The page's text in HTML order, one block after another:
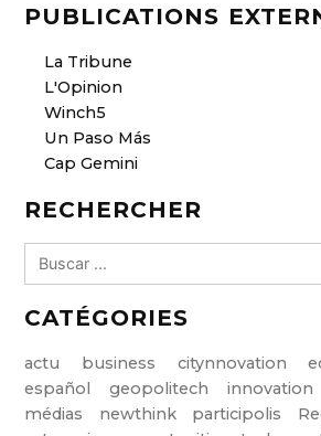
PUBLICATIONS
La Tribune
L'Opinion
Winch5
Un Paso Más
Cap Gemini
RECHERCHER
u
c
a
r
:
CATÉGORIES
actu business citynnovation
español
geopolitech innovation
médias
newthink participolis